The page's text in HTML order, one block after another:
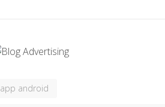
app android